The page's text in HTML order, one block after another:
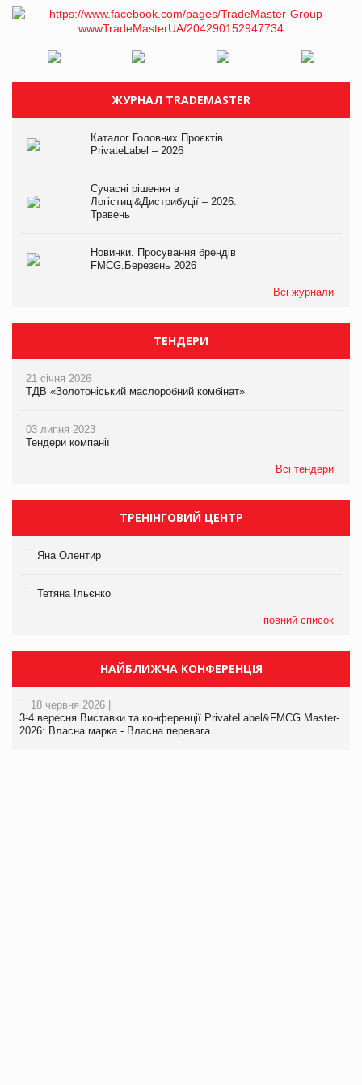
ЖУРНАЛ TRADEMASTER
Каталог Головних Проєктів
PrivateLabel – 2026
Сучасні рішення в
Логістиці&Дистрибуції – 2026.
Травень
Новинки. Просування брендів
FMCG.Березень 2026
Всі журнали
ТЕНДЕРИ
21 січня 2026
ТДВ «Золотоніський маслоробний комбінат»
03 липня 2023
Тендери компанії
Всі тендери
ТРЕНІНГОВИЙ ЦЕНТР
Яна Олентир
Тетяна Ільєнко
повний список
НАЙБЛИЖЧА КОНФЕРЕНЦІЯ
18 червня 2026 |
3-4 вересня Виставки та конференції PrivateLabel&FMCG Master-
2026: Власна марка - Власна перевага